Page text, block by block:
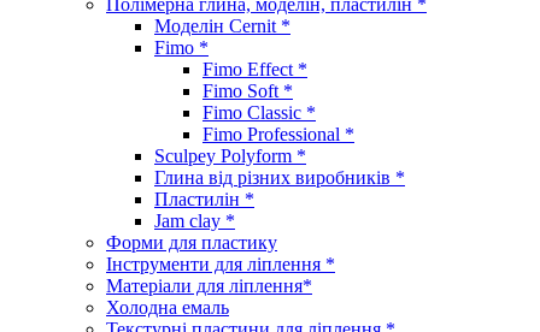
Моделін Cernit *
Fimo *
Fimo Effect *
Fimo Soft *
Fimo Classic *
Fimo Professional *
Sculpey Polyform *
Глина від різних виробників *
Пластилін *
Jam clay *
Форми для пластику
Інструменти для ліплення *
Матеріали для ліплення*
Холодна емаль